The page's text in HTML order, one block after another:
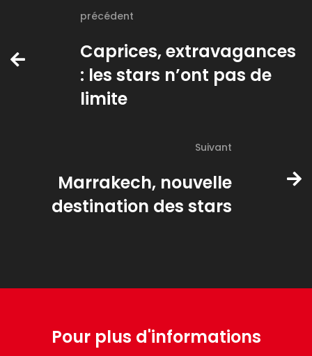
précédent
Caprices, extravagances
: les stars n’ont pas de
limite
Suivant
Marrakech, nouvelle
destination des stars
Pour plus d'informations